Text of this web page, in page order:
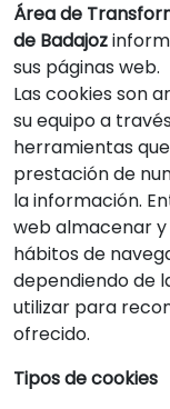
Área de
de Badajoz
sus páginas web.
Las cookies son
su equipo a
herramientas
prestación de
la información.
web almacenar
hábitos de
dependiendo de
utilizar para
ofrecido.
Tipos de cookies